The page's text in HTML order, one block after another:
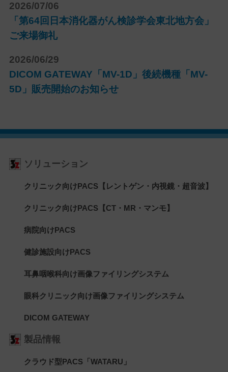
2026/07/06
「第64回日本消化器がん検診学会東北地方会」
ご来場御礼
2026/06/29
DICOM GATEWAY「MV-1D」後続機種「MV-
5D」販売開始のお知らせ
ソリューション
クリニック向けPACS【レントゲン・内視鏡・超音波】
クリニック向けPACS【CT・MR・マンモ】
病院向けPACS
健診施設向けPACS
耳鼻咽喉科向け画像ファイリングシステム
眼科クリニック向け画像ファイリングシステム
DICOM GATEWAY
製品情報
クラウド型PACS「WATARU」